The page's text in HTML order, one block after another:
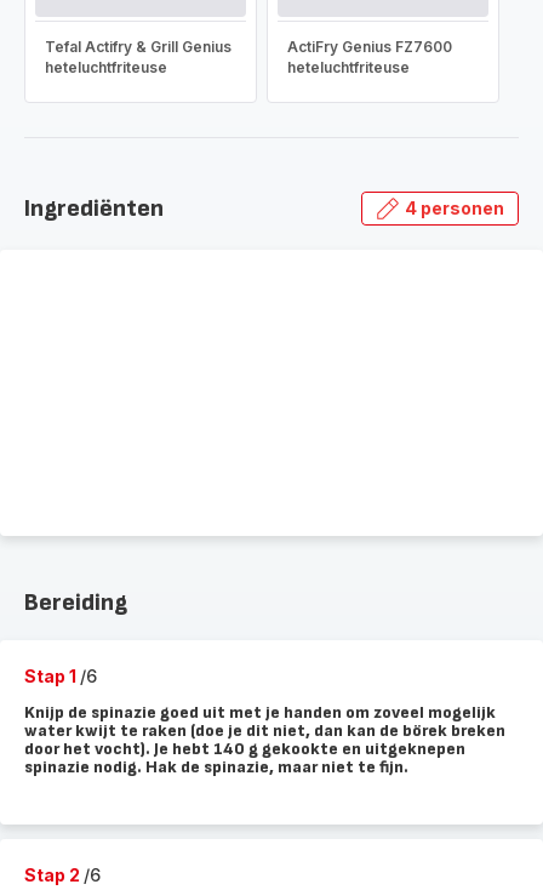
Tefal Actifry & Grill Genius
heteluchtfriteuse
ActiFry Genius FZ7600
heteluchtfriteuse
Ingrediënten 4 personen
Bereiding
Stap 1 /6
Knijp de spinazie goed uit met je handen om zoveel mogelijk
water kwijt te raken (doe je dit niet, dan kan de börek breken
door het vocht). Je hebt 140 g gekookte en uitgeknepen
spinazie nodig. Hak de spinazie, maar niet te fijn.
Stap 2 /6